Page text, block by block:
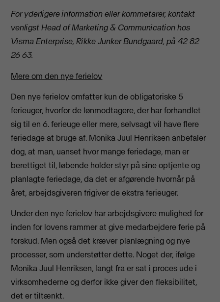
For yderligere information eller kommetarer, kontakt
venligst Head of Marketing & Communication hos
Visma Enterprise, Rikke Junker Bundgaard, på 42 82
26 63.
Mere om den nye ferielov
Den nye ferielov omfatter kun de obligatoriske 5
ferieuger, hvorfor de lønmodtagere, der har forhandlet
sig til en 6. ferieuge eller mere, selvsagt vil have flere
feriedage at bruge af. Monika Juul Henriksen anbefaler
dog, at man, uanset hvor mange feriedage, man er
berettiget til, løbende holder styr på sine optjente og
planlagte feriedage, da det er afgørende hvornår på
året, arbejdsgiveren frigiver de ekstra ferieuger.
Under den nye ferielov har arbejdsgivere mulighed for
inden for lovens rammer at give medarbejdere ferie på
forskud. Men også det kræver planlægning og nye
processer, som understøtter dette. Noget der, ifølge
Monika Juul Henriksen, langt fra er sat i proces ude i
virksomhederne og derfor ikke giver den fleksibilitet,
det er tiltænkt.